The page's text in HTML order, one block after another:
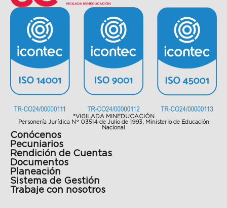
*VIGILADA MINEDUCACIÓN
Personería Jurídica N° 03514 de Julio de 1993, Ministerio de Educación
Nacional
Conócenos
Pecuniarios
Rendición de Cuentas
Documentos
Planeación
Sistema de Gestión
Trabaje con nosotros